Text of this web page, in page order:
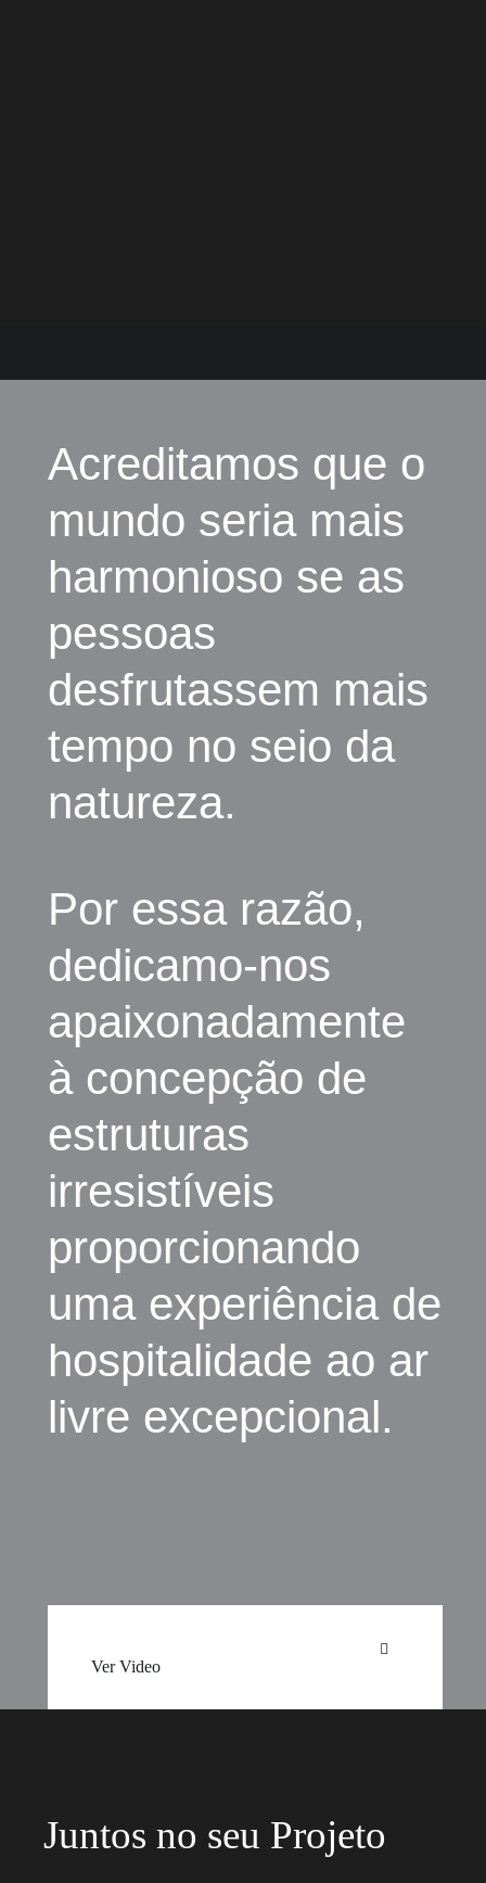
Acreditamos que o
mundo seria mais
harmonioso se as
pessoas
desfrutassem mais
tempo no seio da
natureza.
Por essa razão,
dedicamo-nos
apaixonadamente
à concepção de
estruturas
irresistíveis
proporcionando
uma experiência de
hospitalidade ao ar
livre excepcional.
Ver Video
Juntos no seu Projeto